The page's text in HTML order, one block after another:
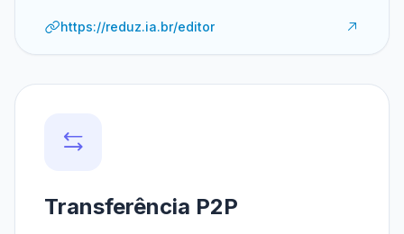
https://reduz.ia.br/editor
Transferência P2P